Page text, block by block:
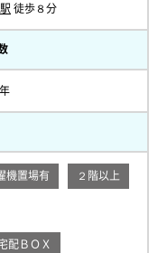
徒歩８分
機置場有 ２階以上
配ＢＯＸ